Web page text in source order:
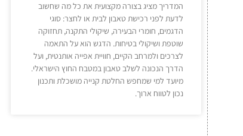
המדריך מציג בצורה מקצועית את כל מה שחשוב
לדעת לפני רכישת טאבון לבית או לחצר: סוגי
הדגמים, חומרי הבעירה, שיקולי התקנה, תחזוקה
שוטפת ושיקולי בטיחות. הדגש הוא על התאמה
לצרכים ולמרחב הקיים, חוויית אפייה אותנטית, ועל
הדרך הנכונה לשלב טאבון במטבח החוץ הישראלי.
מיועד למי שמחפש החלטת קנייה מושכלת ותכנון
נכון לטווח ארוך.